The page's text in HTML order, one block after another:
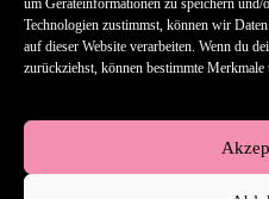
um Geräteinformationen zu speichern
Technologien zustimmst, können wir
auf dieser Website verarbeiten. Wenn du
zurückziehst, können bestimmte
Tim erzielte innerhalb eines
um Vertrieb